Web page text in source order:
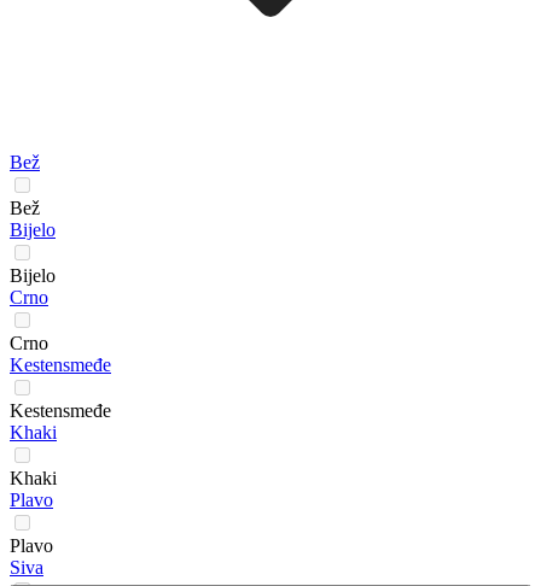
Bež
Bež
Bijelo
Bijelo
Crno
Crno
Kestensmeđe
Kestensmeđe
Khaki
Khaki
Plavo
Plavo
Siva